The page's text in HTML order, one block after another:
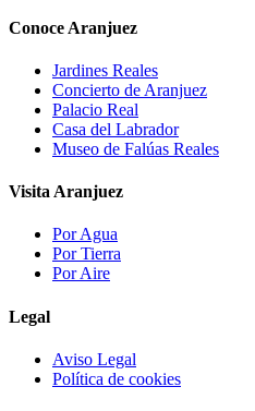
Conoce Aranjuez
Jardines Reales
Concierto de Aranjuez
Palacio Real
Casa del Labrador
Museo de Falúas Reales
Visita Aranjuez
Por Agua
Por Tierra
Por Aire
Legal
Aviso Legal
Política de cookies